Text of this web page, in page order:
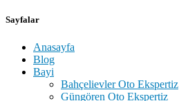
Sayfalar
Anasayfa
Blog
Bayi
Bahçelievler Oto Ekspertiz
Güngören Oto Ekspertiz